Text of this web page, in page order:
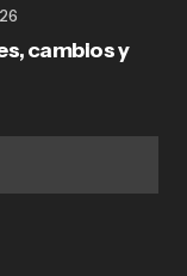
cambios y